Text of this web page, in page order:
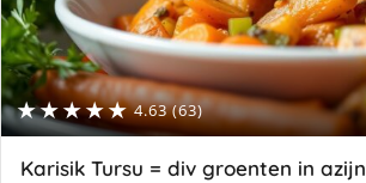
★★★★★ 4.63 (63)
Karisik Tursu = div groenten in azijn